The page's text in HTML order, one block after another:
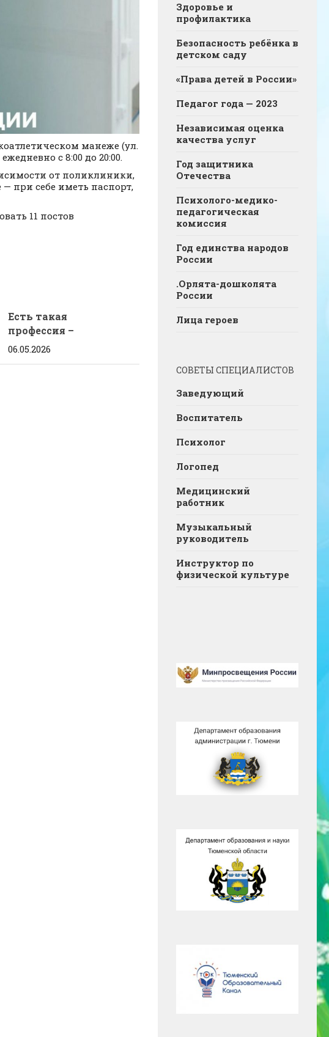
манеже (ул.
с 8:00 до 20:00.
от поликлиники,
при себе иметь паспорт,
11 постов
Есть такая
профессия –
06.05.2026
Здоровье и
профилактика
Безопасность ребёнка в
детском саду
«Права детей в России»
Педагог года — 2023
Независимая оценка
качества услуг
Год защитника
Отечества
Психолого-медико-
педагогическая
комиссия
Год единства народов
России
.Орлята-дошколята
России
Лица героев
СОВЕТЫ СПЕЦИАЛИСТОВ
Заведующий
Воспитатель
Психолог
Логопед
Медицинский
работник
Музыкальный
руководитель
Инструктор по
физической культуре